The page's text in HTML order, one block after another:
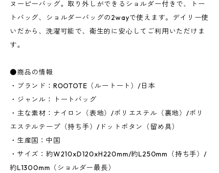
ヌーピーバッグ。取り外しができるショルダー付きで、トー
トバッグ、ショルダーバッグの2wayで使えます。デイリー使
いだから、洗濯可能で、衛生的に安心してご利用いただけま
す。
●商品の情報
・ブランド：ROOTOTE（ルートート）/日本
・ジャンル：トートバッグ
・主な素材：ナイロン（表地）/ポリエステル（裏地）/ポリ
エステルテープ（持ち手）/ドットボタン（留め具）
・生産国：中国
・サイズ：約W210xD120xH220mm/約L250mm（持ち手）/
約L1300mm（ショルダー最長）